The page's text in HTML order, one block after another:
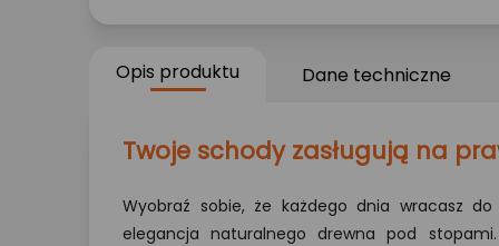
Opis produktu Dane techniczne
Twoje schody zasługują na
Wyobraź sobie, że każdego dnia wracasz
elegancja naturalnego drewna pod